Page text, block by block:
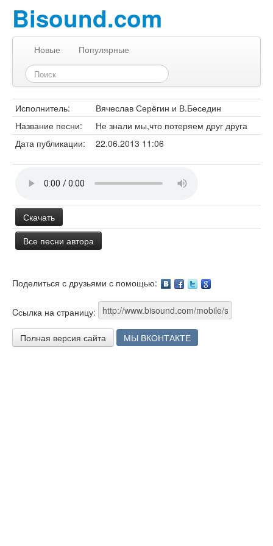
Bisound.com
Новые Популярные
Исполнитель:
Вячеслав Серёгин и В.Беседин
Название песни:
Не знали мы,что потеряем друг друга
Дата публикации:
22.06.2013 11:06
Скачать
Все песни автора
Поделиться с друзьями с помощью:
Cсылка на страницу:
Полная версия сайта МЫ ВКОНТАКТЕ